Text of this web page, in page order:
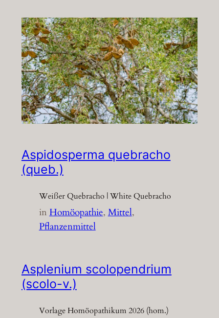
Aspidosperma quebracho
(queb.)
Weißer Quebracho | White Quebracho
inHomöopathie, Mittel
Pflanzenmittel
Asplenium scolopendrium
(scolo-v.)
Vorlage Homöopathikum 2026 (hom.)